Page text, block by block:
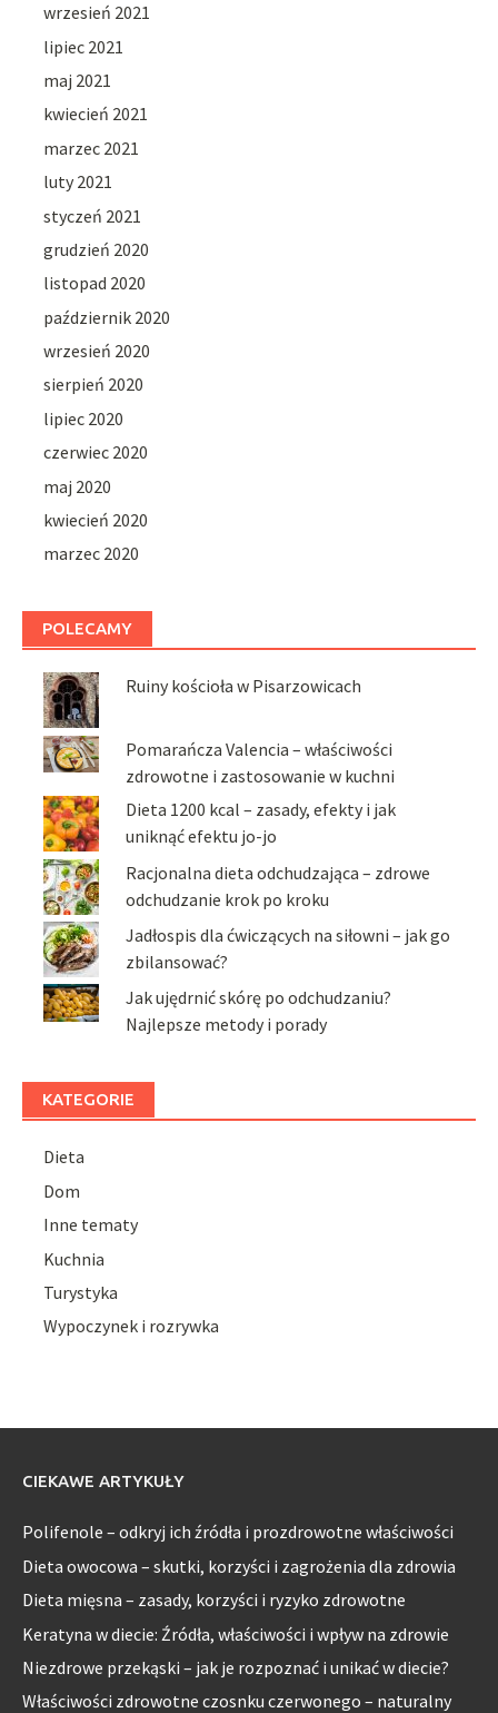
wrzesień 2021
lipiec 2021
maj 2021
kwiecień 2021
marzec 2021
luty 2021
styczeń 2021
grudzień 2020
listopad 2020
październik 2020
wrzesień 2020
sierpień 2020
lipiec 2020
czerwiec 2020
maj 2020
kwiecień 2020
marzec 2020
POLECAMY
Ruiny kościoła w Pisarzowicach
Pomarańcza Valencia – właściwości
zdrowotne i zastosowanie w kuchni
Dieta 1200 kcal – zasady, efekty i jak
uniknąć efektu jo-jo
Racjonalna dieta odchudzająca – zdrowe
odchudzanie krok po kroku
Jadłospis dla ćwiczących na siłowni – jak go
zbilansować?
Jak ujędrnić skórę po odchudzaniu?
Najlepsze metody i porady
KATEGORIE
Dieta
Dom
Inne tematy
Kuchnia
Turystyka
Wypoczynek i rozrywka
CIEKAWE ARTYKUŁY
Polifenole – odkryj ich źródła i prozdrowotne właściwości
Dieta owocowa – skutki, korzyści i zagrożenia dla zdrowia
Dieta mięsna – zasady, korzyści i ryzyko zdrowotne
Keratyna w diecie: Źródła, właściwości i wpływ na zdrowie
Niezdrowe przekąski – jak je rozpoznać i unikać w diecie?
Właściwości zdrowotne czosnku czerwonego – naturalny